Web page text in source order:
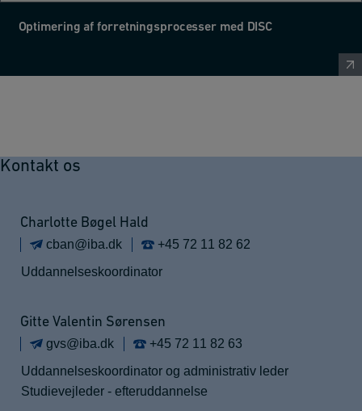
Optimering af forretningsprocesser med DISC
Kontakt os
Charlotte Bøgel Hald
cban@iba.dk
+45 72 11 82 62
Uddannelseskoordinator
Gitte Valentin Sørensen
gvs@iba.dk
+45 72 11 82 63
Uddannelseskoordinator og administrativ leder
Studievejleder - efteruddannelse